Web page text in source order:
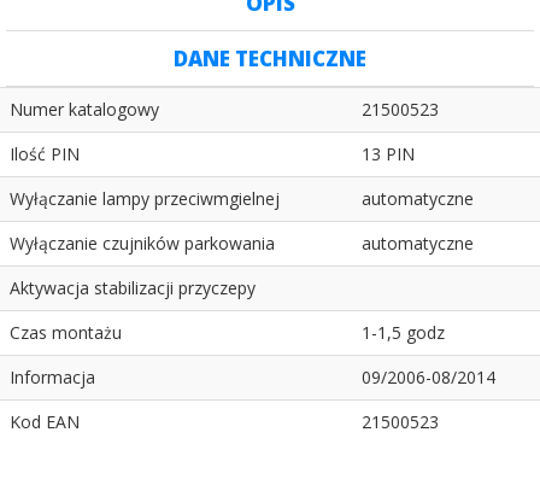
DANE TECHNICZNE
Numer katalogowy
21500523
Ilość PIN
13 PIN
Wyłączanie lampy przeciwmgielnej
automatyczne
Wyłączanie czujników parkowania
automatyczne
Aktywacja stabilizacji przyczepy
Czas montażu
1-1,5 godz
Informacja
09/2006-08/2014
Kod EAN
21500523